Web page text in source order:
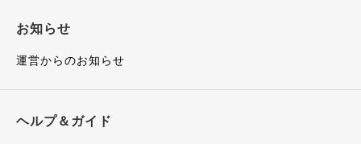
お知らせ
運営からのお知らせ
ヘルプ＆ガイド